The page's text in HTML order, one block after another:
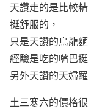
天讚走的是比較
挺舒服的，
只是天讚的烏龍
經驗是吃的嘴巴
另外天讚的天婦
土三寒六的價格